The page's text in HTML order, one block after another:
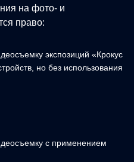
на фото- и
право:
экспозиций «Крокус
но без использования
с применением